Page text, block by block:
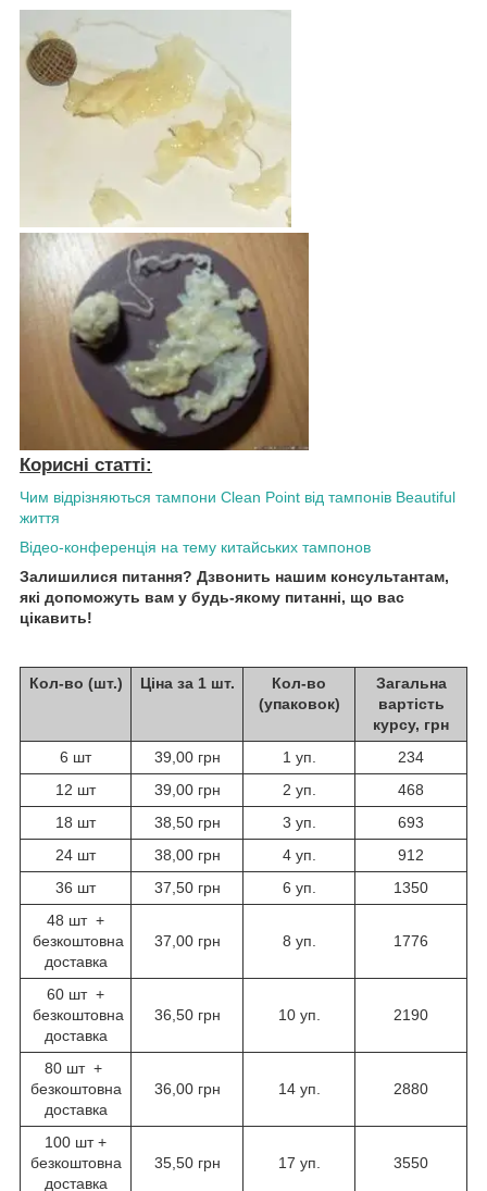
Корисні статті:
Чим відрізняються тампони Clean Point від тампонів Beautiful
життя
Відео-конференція на тему китайських тампонов
Залишилися питання? Дзвонить нашим консультантам,
які допоможуть вам у будь-якому питанні, що вас
цікавить!
Кол-во (шт.) Ціна за 1 шт.
Кол-во
(упаковок)
Загальна
вартість
курсу, грн
6 шт
39,00 грн 1 уп.
234
12 шт
39,00 грн 2 уп.
468
18 шт
38,50 грн 3 уп.
693
24 шт
38,00 грн 4 уп.
912
36 шт
37,50 грн 6 уп.
1350
48 шт +
безкоштовна
доставка
37,00 грн 8 уп. 1776
60 шт +
безкоштовна
доставка
36,50 грн 10 уп. 2190
80 шт +
безкоштовна
доставка
36,00 грн 14 уп. 2880
100 шт +
безкоштовна
доставка
35,50 грн 17 уп. 3550